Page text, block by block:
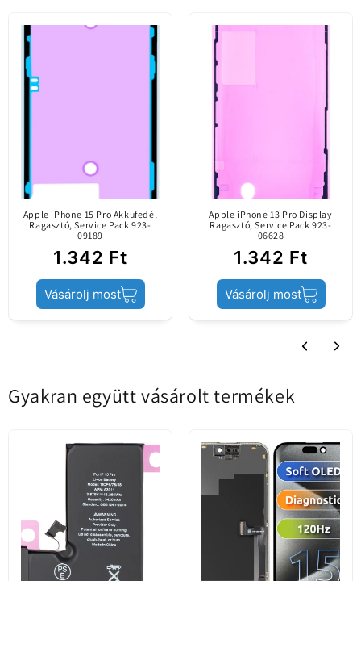
csatornákon
keresztül került
eszköz gyártója által
készített.
Termék állapota Service Pack
Ragasztó a kijelző modul rögzítéséhez a telefon
Ajánlott az meglévő ragasztó cseréje a javítás
Értékelés írása
Apple iPhone 15 Pro Akkufedél
Ragasztó, Service Pack 923-
09189
1.342 Ft
Vásárolj most
Apple iPhone 13 Pro Display
Ragasztó, Service Pack 923-
06628
1.342 Ft
Vásárolj most
Gyakran együtt vásárolt termékek